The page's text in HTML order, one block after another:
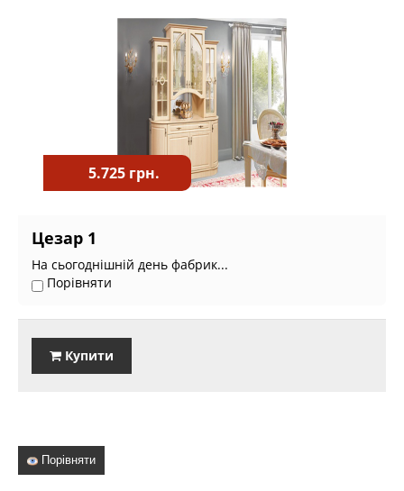
5.725 грн.
Цезар 1
На сьогоднішній день фабрик...
Порівняти
Купити
Порівняти